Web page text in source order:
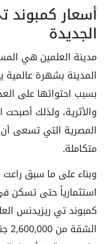
أسعار كمبوند
الجديدة
مدينة العلمين هي
المدينة بشهرة عالمية
بسبب احتوائها على
والأثرية، ولذلك
المصرية التي تسعى
متكاملة.
وبناء على ما سبق
استثمارياً حتى تسكن
كمبوند تي ريزيدنس